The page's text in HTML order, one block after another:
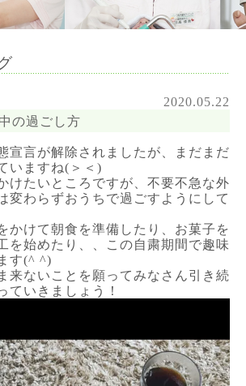
2020.05.22
の過ごし方
宣言が解除されましたが、まだまだ
いますね(＞＜)
けたいところですが、不要不急な外
変わらずおうちで過ごすようにして
かけて朝食を準備したり、お菓子を
を始めたり、、この自粛期間で趣味
す(^ ^)
来ないことを願ってみなさん引き続
ていきましょう！